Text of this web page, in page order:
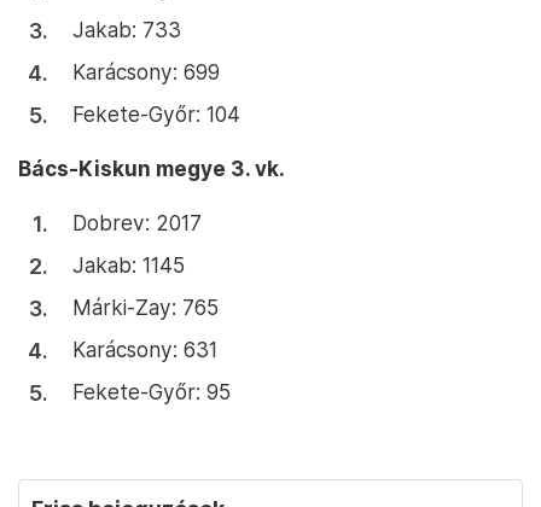
Jakab: 733
Karácsony: 699
Fekete-Győr: 104
Bács-Kiskun megye 3. vk.
Dobrev: 2017
Jakab: 1145
Márki-Zay: 765
Karácsony: 631
Fekete-Győr: 95